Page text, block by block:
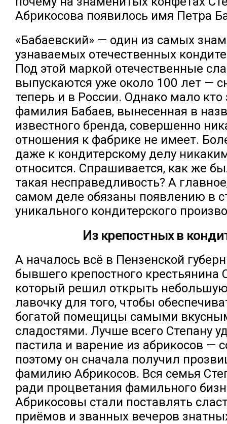
Абрикосова появилось имя Петра
«Бабаевский» — один из самых
узнаваемых отечественных
Под этой маркой отечественные
выпускаются уже около 100 лет —
теперь и в России. Однако мало кто
фамилия Бабаев, вынесенная в
известного бренда, совершенно
отношения к фабрике не имеет.
даже к кондитерскому делу
относится. Спрашивается, как же
такая несправедливость? А
самом деле обязаны появлению в
уникального кондитерского
Из крепостных в
А началось всё в Пензенской
бывшего крепостного крестьянина
который решил открыть
лавочку для того, чтобы
богатой помещицы самыми
сладостями. Лучше всего Степану
пастила и варение из абрикосов —
поэтому он сначала получил
фамилию Абрикосов. Вся семья
ради процветания фамильного
Абрикосовы стали поставлять
приёмов и званных вечеров